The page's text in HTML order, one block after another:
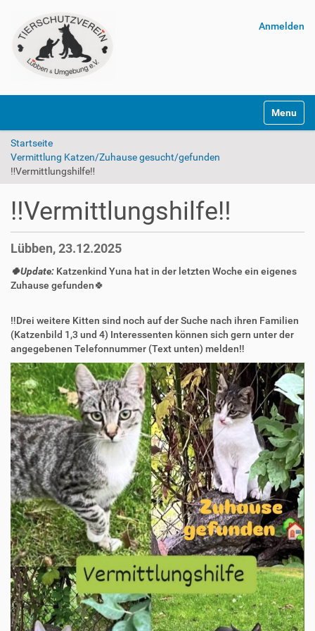
Anmelden
Startseite
Vermittlung Katzen/Zuhause gesucht/gefunden
‼️Vermittlungshilfe‼️
‼️Vermittlungshilfe‼️
Lübben, 23.12.2025
🍀Update: Katzenkind Yuna hat in der letzten Woche ein eigenes
Zuhause gefunden🍀
‼️Drei weitere Kitten sind noch auf der Suche nach ihren Familien
(Katzenbild 1,3 und 4) Interessenten können sich gern unter der
angegebenen Telefonnummer (Text unten) melden‼️